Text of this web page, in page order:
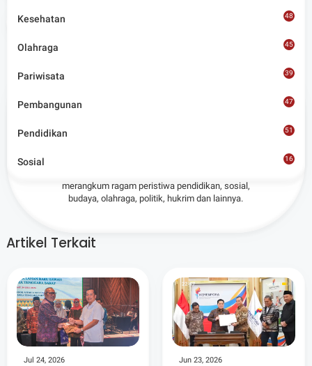
Share
merangkum ragam peristiwa pendidikan, sosial,
budaya, olahraga, politik, hukrim dan lainnya.
Artikel Terkait
Jul 24, 2026 Jun 23, 2026
Kesehatan 48
Olahraga 45
Pariwisata 39
Pembangunan 47
Pendidikan 51
Sosial
16